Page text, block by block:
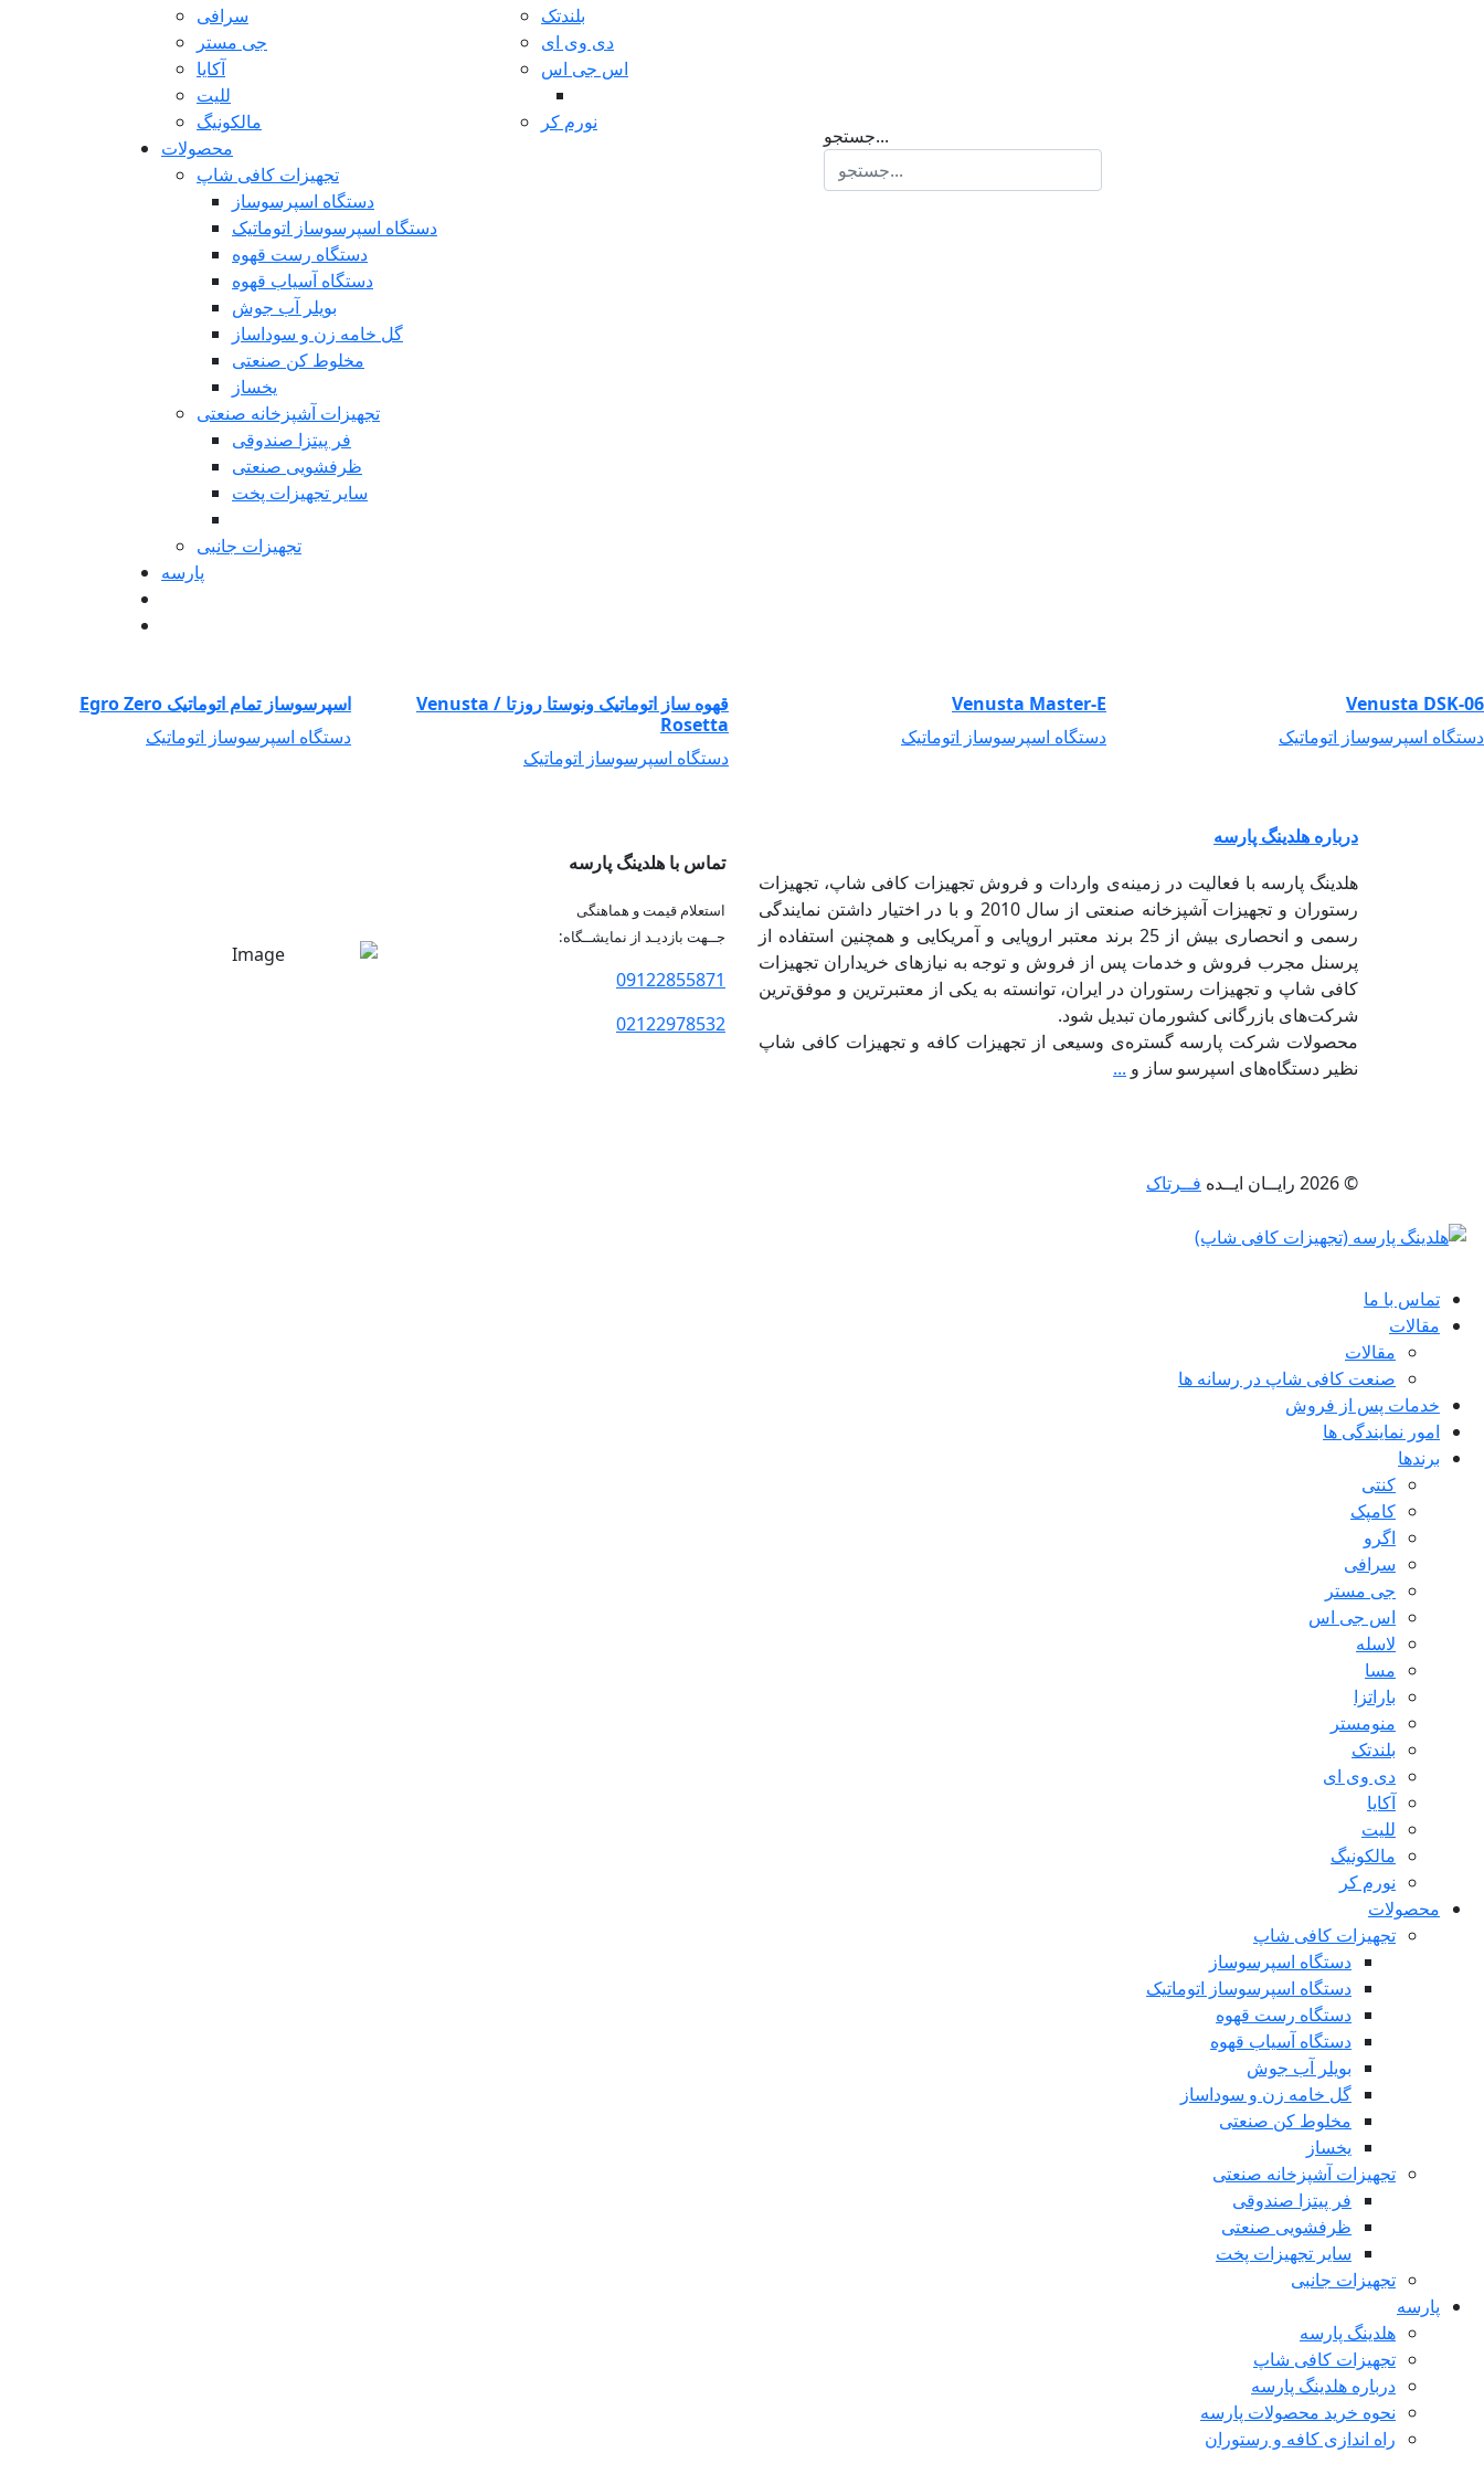
سرافی
جی مستر
آکایا
للیت
مالکونیگ
بلندتک
دی وی ای
اس جی اس
نورم کر
محصولات
تجهیزات کافی شاپ
دستگاه اسپرسوساز
دستگاه اسپرسوساز اتوماتیک
دستگاه رست قهوه
دستگاه آسیاب قهوه
بویلر آب جوش
گل خامه زن و سوداساز
مخلوط کن صنعتی
یخساز
تجهیزات آشپزخانه صنعتی
فر پیتزا صندوقی
ظرفشویی صنعتی
سایر تجهیزات پخت
تجهیزات جانبی
پارسه
جستجو...
Venusta DSK-06
دستگاه اسپرسوساز اتوماتیک
Venusta Master-E
دستگاه اسپرسوساز اتوماتیک
قهوه ساز اتوماتیک ونوستا روزتا / Venusta
Rosetta
دستگاه اسپرسوساز اتوماتیک
اسپرسوساز تمام اتوماتیک Egro Zero
دستگاه اسپرسوساز اتوماتیک
درباره هلدینگ پارسه
هلدینگ پارسه با فعالیت در زمینه‌ی واردات و فروش تجهیزات کافی شاپ، تجهیزات
رستوران و تجهیزات آشپزخانه صنعتی از سال 2010 و با در اختیار داشتن نمایندگی
رسمی و انحصاری بیش از 25 برند معتبر اروپایی و آمریکایی و همچنین استفاده از
پرسنل مجرب فروش و خدمات پس از فروش و توجه به نیازهای خریداران تجهیزات
کافی شاپ و تجهیزات رستوران در ایران، توانسته به یکی از معتبرترین و موفق‌ترین
شرکت‌های بازرگانی کشورمان تبدیل شود.
محصولات شرکت پارسه گستره‌ی وسیعی از تجهیزات کافه و تجهیزات کافی شاپ
نظیر دستگاه‌های اسپرسو ساز و ...
تماس با هلدینگ پارسه
استعلام قیمت و هماهنگی
جــهت بازدیـد از نمایشــگاه:
09122855871
02122978532
© 2026 رایــان ایــده فــرتاک
تماس با ما
مقالات
مقالات
صنعت کافی شاپ در رسانه ها
خدمات پس از فروش
امور نمایندگی ها
برندها
کنتی
کامپک
اگرو
سرافی
جی مستر
اس جی اس
لاسله
مسا
باراتزا
منومستر
بلندتک
دی وی ای
آکایا
للیت
مالکونیگ
نورم کر
محصولات
تجهیزات کافی شاپ
دستگاه اسپرسوساز
دستگاه اسپرسوساز اتوماتیک
دستگاه رست قهوه
دستگاه آسیاب قهوه
بویلر آب جوش
گل خامه زن و سوداساز
مخلوط کن صنعتی
یخساز
تجهیزات آشپزخانه صنعتی
فر پیتزا صندوقی
ظرفشویی صنعتی
سایر تجهیزات پخت
تجهیزات جانبی
پارسه
هلدینگ پارسه
تجهیزات کافی شاپ
درباره هلدینگ پارسه
نحوه خرید محصولات پارسه
راه اندازی کافه و رستوران